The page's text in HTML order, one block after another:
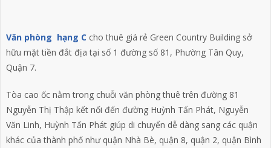
Văn phòng hạng Ccho thuê giá rẻ Green Country Building sở
hữu mặt tiền đắt địa tại số 1 đường số 81, Phường Tân Quy,
Quận 7.
Tòa cao ốc nằm trong chuỗi văn phòng thuê trên đường 81
Nguyễn Thị Thập kết nối đến đường Huỳnh Tấn Phát, Nguyễn
Văn Linh, Huỳnh Tấn Phát giúp di chuyển dễ dàng sang các quận
khác của thành phố như quận Nhà Bè, quận 8, quận 2, quận Bình